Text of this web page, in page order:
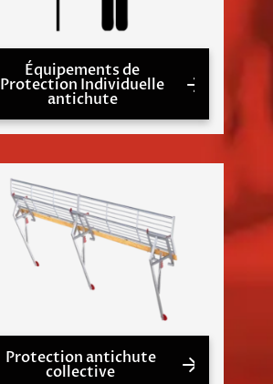
Équipements de
Protection Individuelle
antichute
Protection antichute
collective